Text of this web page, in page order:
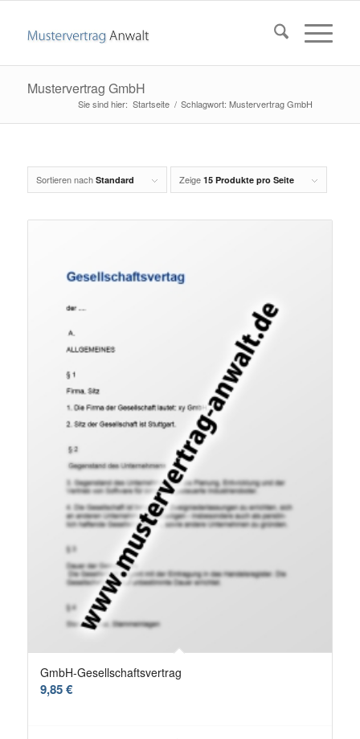
Mustervertrag GmbH
Startseite / Schlagwort: Mustervertrag GmbH
Sortieren nach Standard Zeige 15 Produkte pro Seite
GmbH-Gesellschaftsvertrag
9,85€